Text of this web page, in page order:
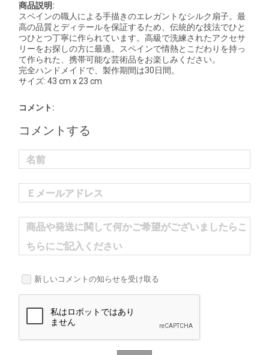
商品説明:
スペインの職人による手描きのエレガントなシルク扇子。最
高の品質とディテールを保証するため、伝統的な技法でひと
つひとつ丁寧に作られています。高級で洗練されたアクセサ
リーをお探しの方に最適。スペインで情熱とこだわりを持っ
て作られた、携帯可能な芸術品をお楽しみください。
完全ハンドメイドで、製作期間は30日間。
サイズ: 43 cm x 23 cm
コメント:
コメントする
名前
Ｅメールアドレス
商品や発送に関して何かご希望がございましたらこ
ちらにご記入ください
新しいコメントの知らせを受け取る